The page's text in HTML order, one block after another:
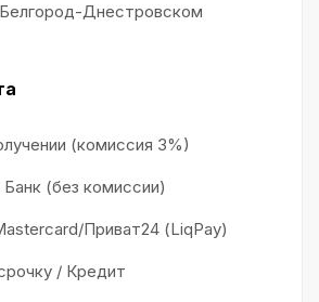
Днестровском
(комиссия 3%)
(без комиссии)
Приват24 (LiqPay)
/ Кредит